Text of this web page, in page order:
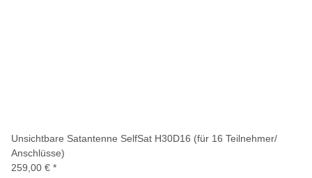
Unsichtbare Satantenne SelfSat H30D16 (für 16 Teilnehmer/
Anschlüsse)
259,00 € *